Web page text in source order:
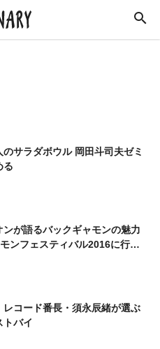
ード
イフスタイル
ル
エイター
サラダボウル 岡田斗司夫ゼミ
る
が語るバックギャモンの魅力
ンフェスティバル2016に行っ
レコード番長・須永辰緒が選ぶ
トバイ